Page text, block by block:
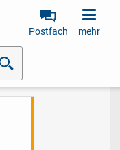
Postfach mehr